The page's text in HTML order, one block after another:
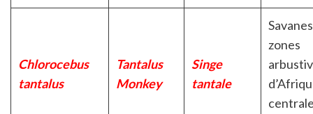
Chlorocebus
tantalus
Tantalus
Monkey
Singe
tantale
zones